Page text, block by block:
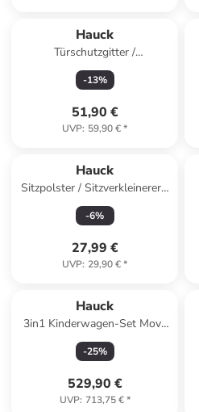
Hauck
Türschutzgitter /
Treppenschutzgitter in grau
-13%
51,90 €
UVP: 59,90 €*
Hauck
Sitzpolster / Sitzverkleinerer -
Deluxe in grau
-6%
27,99 €
UVP: 29,90 €*
Hauck
3in1 Kinderwagen-Set Move
N Care Trio in beige
-25%
529,90 €
UVP: 713,75 €*